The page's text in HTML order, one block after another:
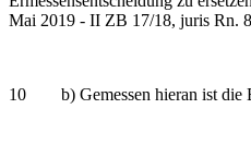
Mai 2019 - II ZB 17/18, juris Rn.
10 b) Gemessen hieran ist die